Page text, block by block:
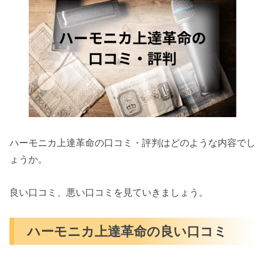
ハーモニカ上達革命の口コミ・評判はどのような内容でし
ょうか。
良い口コミ、悪い口コミを見ていきましょう。
ハーモニカ上達革命の良い口コミ